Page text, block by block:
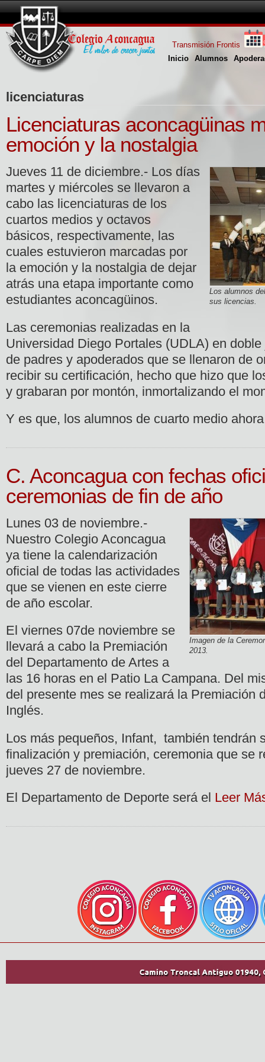
Inicio Alumnos
Transmisión Frontis
licenciaturas
Licenciaturas aconcagüinas
emoción y la nostalgia
Los alumnos
sus licencias.
Jueves 11 de diciembre.- Los días
martes y miércoles se llevaron a
cabo las licenciaturas de los
cuartos medios y octavos
básicos, respectivamente, las
cuales estuvieron marcadas por
la emoción y la nostalgia de dejar
atrás una etapa importante como
estudiantes aconcagüinos.
Las ceremonias realizadas en la
Universidad Diego Portales (UDLA) en
de padres y apoderados que se llenaron de
recibir su certificación, hecho que hizo que
y grabaran por montón, inmortalizando el
Y es que, los alumnos de cuarto medio
C. Aconcagua con fechas
ceremonias de fin de año
Imagen de la
2013.
Lunes 03 de noviembre.-
Nuestro Colegio Aconcagua
ya tiene la calendarización
oficial de todas las actividades
que se vienen en este cierre
de año escolar.
El viernes 07de noviembre se
llevará a cabo la Premiación
del Departamento de Artes a
las 16 horas en el Patio La Campana. Del
del presente mes se realizará la Premiación
Inglés.
Los más pequeños, Infant, también tendrán
finalización y premiación, ceremonia que se
jueves 27 de noviembre.
El Departamento de Deporte será el Leer